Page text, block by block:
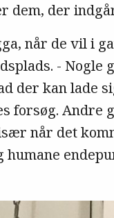
dem, der
når de vil i
- Nogle
der kan lade
forsøg. Andre
når det